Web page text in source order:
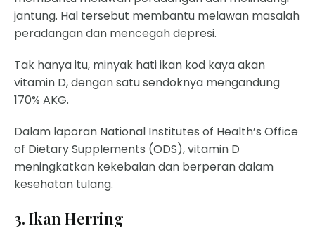
jantung. Hal tersebut membantu melawan masalah
peradangan dan mencegah depresi.
Tak hanya itu, minyak hati ikan kod kaya akan
vitamin D, dengan satu sendoknya mengandung
170% AKG.
Dalam laporan National Institutes of Health’s Office
of Dietary Supplements (ODS), vitamin D
meningkatkan kekebalan dan berperan dalam
kesehatan tulang.
3. Ikan Herring